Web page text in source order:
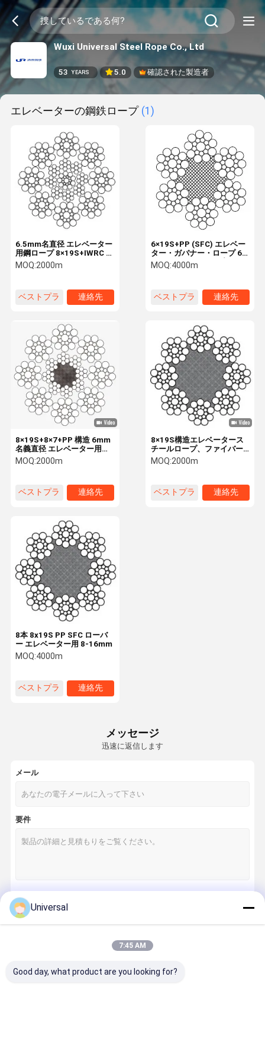
Wuxi Universal Steel Rope Co., Ltd
53 YEARS 5.0 確認された製造者
エレベーターの鋼鉄ロープ (1)
6.5mm名直径 エレベーター
用鋼ロープ 8×19S+IWRC 構
造 ISO 4344 規格に準拠
MOQ:2000m
ベストプラ
連絡先
6×19S+PP (SFC) エレベー
ター・ガバナー・ロープ 6-
9.5mm ワイヤロープ GB
8903-2024
MOQ:4000m
ベストプラ
連絡先
8×19S+8×7+PP 構造 6mm
名義直径 エレベーター用鋼
鉄ロープ
1570/1770N/mm2 張力強
MOQ:2000m
ベストプラ
連絡先
8×19S構造エレベータース
チールロープ、ファイバー
コア、直径10mmでスムー
ズな操作を実現
MOQ:2000m
ベストプラ
連絡先
8本 8x19S PP SFC ローバ
ー エレベーター用 8-16mm
MOQ:4000m
ベストプラ
連絡先
メッセージ
迅速に返信します
メール
要件
Universal
7:45 AM
Good day, what product are you looking for?